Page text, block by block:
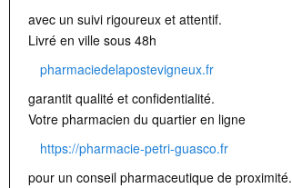
avec un suivi rigoureux et attentif.
Livré en ville sous 48h
pharmaciedelapostevigneux.fr
garantit qualité et confidentialité.
Votre pharmacien du quartier en ligne
https://pharmacie-petri-guasco.fr
pour un conseil pharmaceutique de proximité.